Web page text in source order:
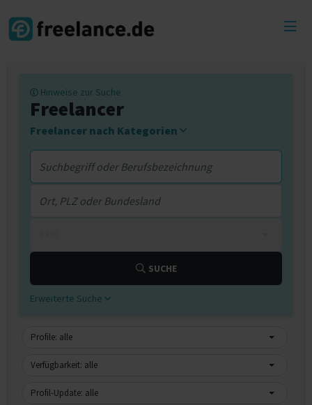
Hinweise zur Suche
Freelancer
Freelancer nach Kategorien
SUCHE
Erweiterte Suche
Profile: alle
Verfügbarkeit: alle
Profil-Update: alle